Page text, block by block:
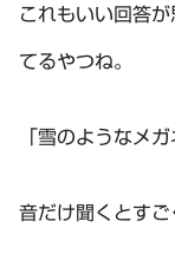
これもいい回答
てるやつね。
「雪のようなメガ
音だけ聞くとすご